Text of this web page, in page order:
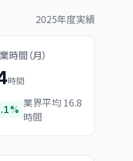
2025年度実績
時間（月）
時間
業界平均 16.8
時間